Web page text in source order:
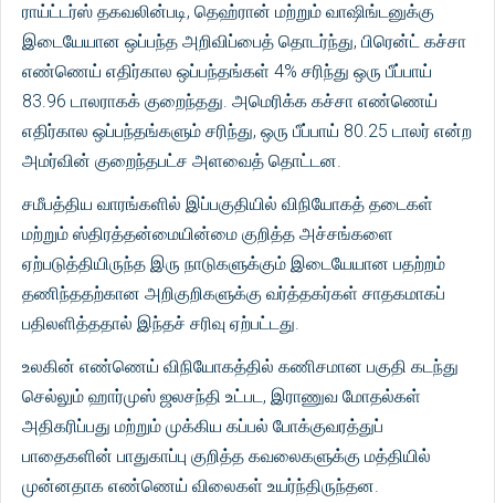
ராய்ட்டர்ஸ் தகவலின்படி, தெஹ்ரான் மற்றும் வாஷிங்டனுக்கு
இடையேயான ஒப்பந்த அறிவிப்பைத் தொடர்ந்து, பிரென்ட் கச்சா
எண்ணெய் எதிர்கால ஒப்பந்தங்கள் 4% சரிந்து ஒரு பீப்பாய்
83.96 டாலராகக் குறைந்தது. அமெரிக்க கச்சா எண்ணெய்
எதிர்கால ஒப்பந்தங்களும் சரிந்து, ஒரு பீப்பாய் 80.25 டாலர் என்ற
அமர்வின் குறைந்தபட்ச அளவைத் தொட்டன.
சமீபத்திய வாரங்களில் இப்பகுதியில் விநியோகத் தடைகள்
மற்றும் ஸ்திரத்தன்மையின்மை குறித்த அச்சங்களை
ஏற்படுத்தியிருந்த இரு நாடுகளுக்கும் இடையேயான பதற்றம்
தணிந்ததற்கான அறிகுறிகளுக்கு வர்த்தகர்கள் சாதகமாகப்
பதிலளித்ததால் இந்தச் சரிவு ஏற்பட்டது.
உலகின் எண்ணெய் விநியோகத்தில் கணிசமான பகுதி கடந்து
செல்லும் ஹார்முஸ் ஜலசந்தி உட்பட, இராணுவ மோதல்கள்
அதிகரிப்பது மற்றும் முக்கிய கப்பல் போக்குவரத்துப்
பாதைகளின் பாதுகாப்பு குறித்த கவலைகளுக்கு மத்தியில்
முன்னதாக எண்ணெய் விலைகள் உயர்ந்திருந்தன.